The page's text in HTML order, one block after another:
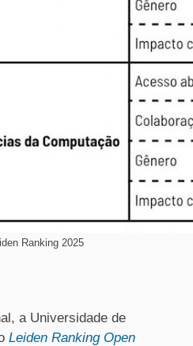
Ranking 2025
a Universidade de
Leiden Ranking Open